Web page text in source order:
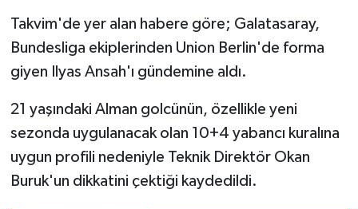
Takvim'de yer alan habere göre; Galatasaray,
Bundesliga ekiplerinden Union Berlin'de forma
giyen Ilyas Ansah'ı gündemine aldı.
21 yaşındaki Alman golcünün, özellikle yeni
sezonda uygulanacak olan 10+4 yabancı kuralına
uygun profili nedeniyle Teknik Direktör Okan
Buruk'un dikkatini çektiği kaydedildi.